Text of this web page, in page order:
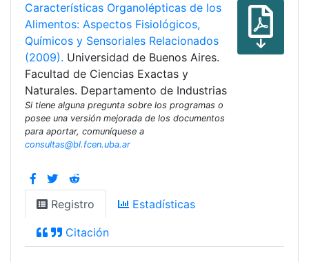
Características Organolépticas de los
Alimentos: Aspectos Fisiológicos,
Químicos y Sensoriales Relacionados
(2009). Universidad de Buenos Aires.
Facultad de Ciencias Exactas y
Naturales. Departamento de Industrias
Si tiene alguna pregunta sobre los programas o
posee una versión mejorada de los documentos
para aportar, comuníquese a
consultas@bl.fcen.uba.ar
Registro Estadísticas
Citación